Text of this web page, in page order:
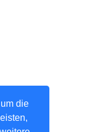
die